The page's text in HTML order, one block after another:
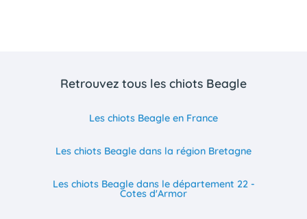
Retrouvez tous les chiots Beagle
Les chiots Beagle en France
Les chiots Beagle dans la région Bretagne
Les chiots Beagle dans le département 22 -
Cotes d'Armor